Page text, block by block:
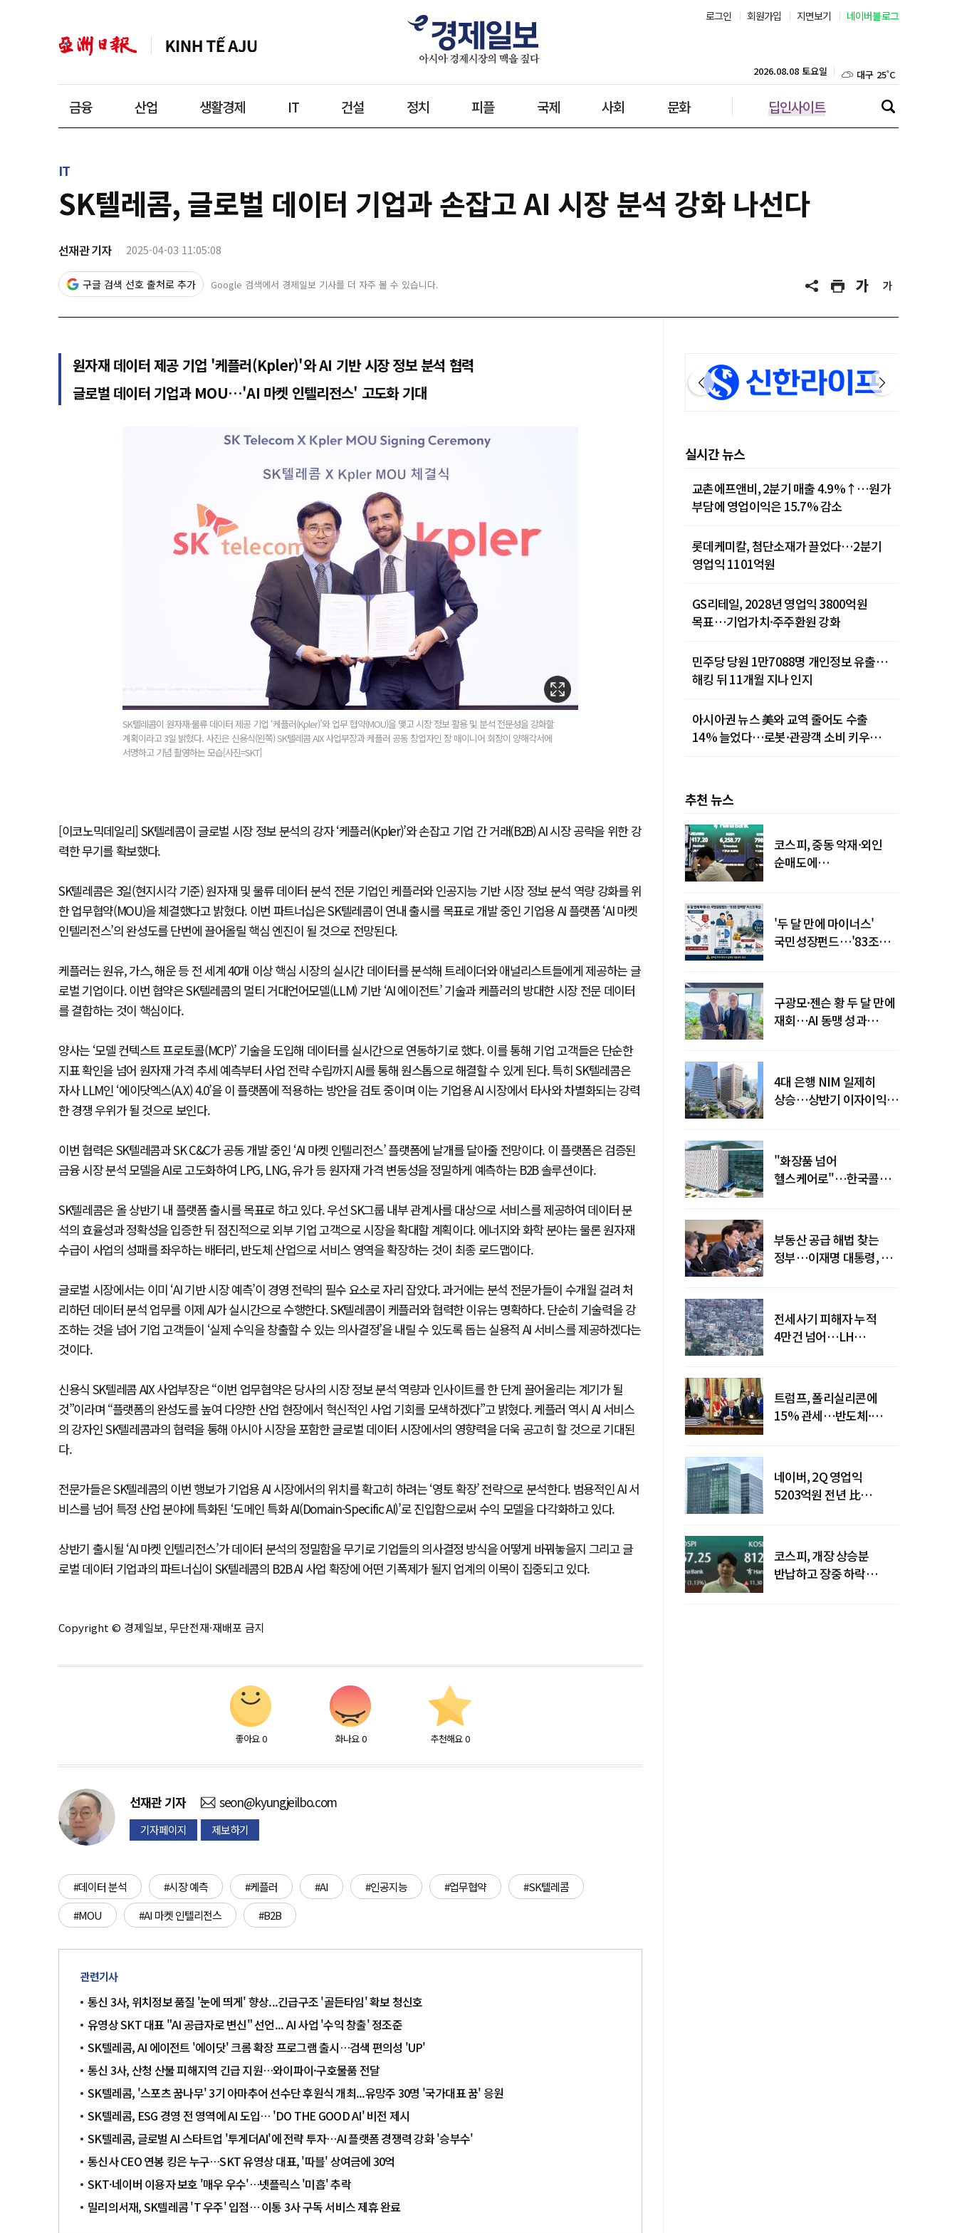
로그인 회원가입 지면보기 네이버블로그
금융 산업 생활경제 IT 건설 정치 피플 국제 사회 문화 딥인사이트
2026.08.08 토요일 대구 25˚C
인천 29˚C
제주 29˚C
IT
SK텔레콤, 글로벌 데이터 기업과 손잡고 AI 시장 분석 강화 나선다
선재관 기자 2025-04-03 11:05:08
구글 검색 선호 출처로 추가 Google 검색에서 경제일보 기사를 더 자주 볼 수 있습니다.
원자재 데이터 제공 기업 '케플러(Kpler)'와 AI 기반 시장 정보 분석 협력
글로벌 데이터 기업과 MOU…'AI 마켓 인텔리전스' 고도화 기대
SK텔레콤이 원자재·물류 데이터 제공 기업 ‘케플러(Kpler)’와 업무 협약(MOU)을 맺고 시장 정보 활용 및 분석 전문성을 강화할
계획이라고 3일 밝혔다. 사진은 신용식(왼쪽) SK텔레콤 AIX 사업부장과 케플러 공동 창업자인 장 매이니어 회장이 양해각서에
서명하고 기념 촬영하는 모습[사진=SKT]
[이코노믹데일리] SK텔레콤이 글로벌 시장 정보 분석의 강자 ‘케플러(Kpler)’와 손잡고 기업 간 거래(B2B) AI 시장 공략을 위한 강
력한 무기를 확보했다.
SK텔레콤은 3일(현지시각 기준) 원자재 및 물류 데이터 분석 전문 기업인 케플러와 인공지능 기반 시장 정보 분석 역량 강화를 위
한 업무협약(MOU)을 체결했다고 밝혔다. 이번 파트너십은 SK텔레콤이 연내 출시를 목표로 개발 중인 기업용 AI 플랫폼 ‘AI 마켓
인텔리전스’의 완성도를 단번에 끌어올릴 핵심 엔진이 될 것으로 전망된다.
케플러는 원유, 가스, 해운 등 전 세계 40개 이상 핵심 시장의 실시간 데이터를 분석해 트레이더와 애널리스트들에게 제공하는 글
로벌 기업이다. 이번 협약은 SK텔레콤의 멀티 거대언어모델(LLM) 기반 ‘AI 에이전트’ 기술과 케플러의 방대한 시장 전문 데이터
를 결합하는 것이 핵심이다.
양사는 ‘모델 컨텍스트 프로토콜(MCP)’ 기술을 도입해 데이터를 실시간으로 연동하기로 했다. 이를 통해 기업 고객들은 단순한
지표 확인을 넘어 원자재 가격 추세 예측부터 사업 전략 수립까지 AI를 통해 원스톱으로 해결할 수 있게 된다. 특히 SK텔레콤은
자사 LLM인 ‘에이닷엑스(A.X) 4.0’을 이 플랫폼에 적용하는 방안을 검토 중이며 이는 기업용 AI 시장에서 타사와 차별화되는 강력
한 경쟁 우위가 될 것으로 보인다.
이번 협력은 SK텔레콤과 SK C&C가 공동 개발 중인 ‘AI 마켓 인텔리전스’ 플랫폼에 날개를 달아줄 전망이다. 이 플랫폼은 검증된
금융 시장 분석 모델을 AI로 고도화하여 LPG, LNG, 유가 등 원자재 가격 변동성을 정밀하게 예측하는 B2B 솔루션이다.
SK텔레콤은 올 상반기 내 플랫폼 출시를 목표로 하고 있다. 우선 SK그룹 내부 관계사를 대상으로 서비스를 제공하여 데이터 분
석의 효율성과 정확성을 입증한 뒤 점진적으로 외부 기업 고객으로 시장을 확대할 계획이다. 에너지와 화학 분야는 물론 원자재
수급이 사업의 성패를 좌우하는 배터리, 반도체 산업으로 서비스 영역을 확장하는 것이 최종 로드맵이다.
글로벌 시장에서는 이미 ‘AI 기반 시장 예측’이 경영 전략의 필수 요소로 자리 잡았다. 과거에는 분석 전문가들이 수개월 걸려 처
리하던 데이터 분석 업무를 이제 AI가 실시간으로 수행한다. SK텔레콤이 케플러와 협력한 이유는 명확하다. 단순히 기술력을 강
조하는 것을 넘어 기업 고객들이 ‘실제 수익을 창출할 수 있는 의사결정’을 내릴 수 있도록 돕는 실용적 AI 서비스를 제공하겠다는
것이다.
신용식 SK텔레콤 AIX 사업부장은 “이번 업무협약은 당사의 시장 정보 분석 역량과 인사이트를 한 단계 끌어올리는 계기가 될
것”이라며 “플랫폼의 완성도를 높여 다양한 산업 현장에서 혁신적인 사업 기회를 모색하겠다”고 밝혔다. 케플러 역시 AI 서비스
의 강자인 SK텔레콤과의 협력을 통해 아시아 시장을 포함한 글로벌 데이터 시장에서의 영향력을 더욱 공고히 할 것으로 기대된
다.
전문가들은 SK텔레콤의 이번 행보가 기업용 AI 시장에서의 위치를 확고히 하려는 ‘영토 확장’ 전략으로 분석한다. 범용적인 AI 서
비스를 넘어 특정 산업 분야에 특화된 ‘도메인 특화 AI(Domain-Specific AI)’로 진입함으로써 수익 모델을 다각화하고 있다.
상반기 출시될 ‘AI 마켓 인텔리전스’가 데이터 분석의 정밀함을 무기로 기업들의 의사결정 방식을 어떻게 바꿔놓을지 그리고 글
로벌 데이터 기업과의 파트너십이 SK텔레콤의 B2B AI 사업 확장에 어떤 기폭제가 될지 업계의 이목이 집중되고 있다.
Copyright © 경제일보, 무단전재·재배포 금지
좋아요 0 화나요 0 추천해요 0
선재관 기자 seon@kyungjeilbo.com
기자페이지 제보하기
#데이터 분석 #시장 예측 #케플러 #AI #인공지능 #업무협약
#SK텔레콤
#MOU
#AI 마켓 인텔리전스 #B2B
관련기사
통신 3사, 위치정보 품질 '눈에 띄게' 향상...긴급구조 '골든타임' 확보 청신호
유영상 SKT 대표 "AI 공급자로 변신" 선언... AI 사업 '수익 창출' 정조준
SK텔레콤, AI 에이전트 '에이닷' 크롬 확장 프로그램 출시…검색 편의성 'UP'
통신 3사, 산청 산불 피해지역 긴급 지원…와이파이·구호물품 전달
SK텔레콤, '스포츠 꿈나무' 3기 아마추어 선수단 후원식 개최...유망주 30명 '국가대표 꿈' 응원
SK텔레콤, ESG 경영 전 영역에 AI 도입… 'DO THE GOOD AI' 비전 제시
SK텔레콤, 글로벌 AI 스타트업 '투게더AI'에 전략 투자…AI 플랫폼 경쟁력 강화 '승부수'
통신사 CEO 연봉 킹은 누구…SKT 유영상 대표, '따블' 상여금에 30억
SKT·네이버 이용자 보호 '매우 우수'…넷플릭스 '미흡' 추락
밀리의서재, SK텔레콤 'T 우주' 입점… 이통 3사 구독 서비스 제휴 완료
실시간 뉴스
교촌에프앤비, 2분기 매출 4.9%↑…원가
부담에 영업이익은 15.7% 감소
롯데케미칼, 첨단소재가 끌었다…2분기
영업익 1101억원
GS리테일, 2028년 영업익 3800억원
목표…기업가치·주주환원 강화
민주당 당원 1만7088명 개인정보 유출…
해킹 뒤 11개월 지나 인지
아시아권 뉴스 美와 교역 줄어도 수출
14% 늘었다…로봇·관광객 소비 키우는
추천 뉴스
코스피, 중동 악재·외인
순매도에
'두 달 만에 마이너스'
국민성장펀드…'83조
구광모·젠슨 황 두 달 만에
재회…AI 동맹 성과
4대 은행 NIM 일제히
상승…상반기 이자이익
"화장품 넘어
헬스케어로"…한국콜마,
부동산 공급 해법 찾는
정부…이재명 대통령, 2차
전세사기 피해자 누적
4만건 넘어…LH
트럼프, 폴리실리콘에
15% 관세…반도체·
네이버, 2Q 영업익
5203억원 전년 比
코스피, 개장 상승분
반납하고 장중 하락